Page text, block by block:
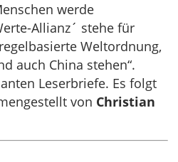
werde
Allianz´ stehe für
Weltordnung,
auch China stehen“.
Leserbriefe. Es folgt
von Christian